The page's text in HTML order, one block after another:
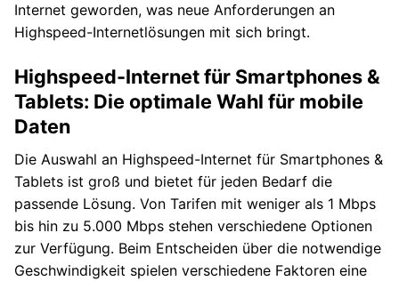
Internet geworden, was neue Anforderungen an
Highspeed-Internetlösungen mit sich bringt.
Highspeed-Internet für Smartphones &
Tablets: Die optimale Wahl für mobile
Daten
Die Auswahl an Highspeed-Internet für Smartphones &
Tablets ist groß und bietet für jeden Bedarf die
passende Lösung. Von Tarifen mit weniger als 1 Mbps
bis hin zu 5.000 Mbps stehen verschiedene Optionen
zur Verfügung. Beim Entscheiden über die notwendige
Geschwindigkeit spielen verschiedene Faktoren eine